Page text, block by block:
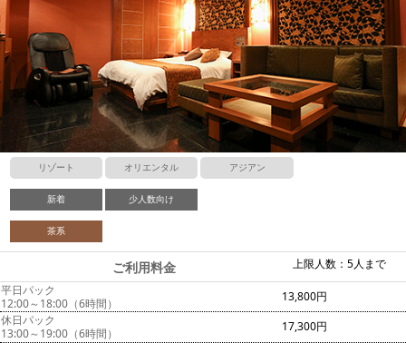
リゾート オリエンタル アジアン
新着 少人数向け
茶系
上限人数：5人まで
ご利用料金
平日パック
12:00～18:00（6時間）
13,800円
休日パック
13:00～19:00（6時間）
17,300円